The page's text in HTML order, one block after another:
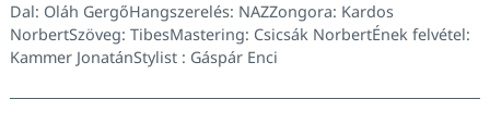
Dal: Oláh GergőHangszerelés: NAZZongora: Kardos
NorbertSzöveg: TibesMastering: Csicsák NorbertÉnek felvétel:
Kammer JonatánStylist : Gáspár Enci